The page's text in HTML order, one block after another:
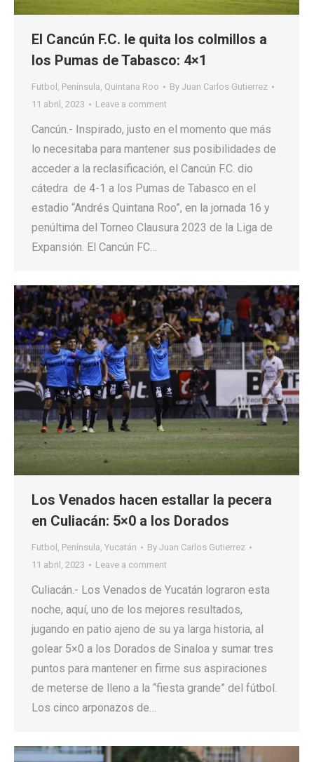
El Cancún F.C. le quita los colmillos a
los Pumas de Tabasco: 4×1
Futbol , Península, Quintana Roo By Juan Carlos Gutierrez
11 abril, 2023
Leave a comment
Cancún.- Inspirado, justo en el momento que más
lo necesitaba para mantener sus posibilidades de
acceder a la reclasificación, el Cancún F.C. dio
cátedra de 4-1 a los Pumas de Tabasco en el
estadio “Andrés Quintana Roo”, en la jornada 16 y
penúltima del Torneo Clausura 2023 de la Liga de
Expansión. El Cancún FC…
Los Venados hacen estallar la pecera
en Culiacán: 5×0 a los Dorados
Futbol , Península, Yucatán By Juan Carlos Gutierrez
11 abril, 2023
Leave a comment
Culiacán.- Los Venados de Yucatán lograron esta
noche, aquí, uno de los mejores resultados,
jugando en patio ajeno de su ya larga historia, al
golear 5×0 a los Dorados de Sinaloa y sumar tres
puntos para mantener en firme sus aspiraciones
de meterse de lleno a la “fiesta grande” del fútbol.
Los cinco arponazos de…